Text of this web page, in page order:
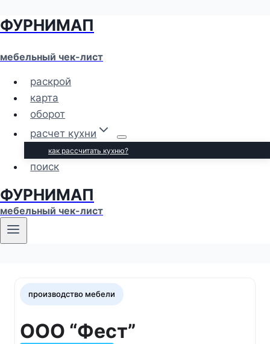
Перейти
содержимому
ФУРНИМАП
мебельный чек-лист
раскрой
карта
оборот
расчет кухни
как рассчитать кухню?
поиск
ФУРНИМАП
мебельный чек-лист
производство мебели
ООО “Фест”